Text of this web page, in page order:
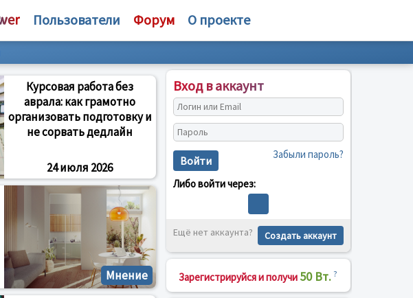
Пользователи Форум О проекте
Курсовая работа без
аврала: как грамотно
организовать подготовку и
не сорвать дедлайн
24 июля 2026
Мнение
Вход в аккаунт
Войти Забыли пароль?
Либо войти через:
Ещё нет аккаунта? Создать аккаунт
Зарегистрируйся и получи 50 Вт. ?